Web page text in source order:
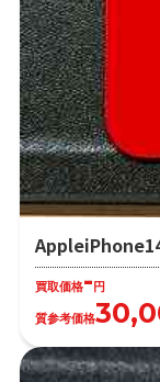
買取価格- 円
質参考価格